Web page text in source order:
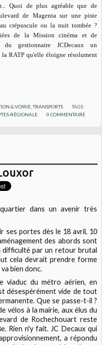
Quoi de plus agréable que de
de Magenta sur une piste
crépuscule ou la nuit tombée ?
de la Mission cinéma et de
gestionnaire JCDecaux un
RATP qu'elle éloigne résolument
& VOIRIE,TRANSPORTS
TAGS :
RÉGIONALE 0 COMMENTAIRE
dans un avenir très
ses portes dès le 18 avril, 10
des abords sont
difficulté par un retour brutal
cela devrait prendre forme
bien donc.
viaduc du métro aérien, en
désespérément vide de tout
Que se passe-t-il ?
vélos à la mairie, aux élus du
de Rochechouart reste
Rien n'y fait. JC Decaux qui
a répondu